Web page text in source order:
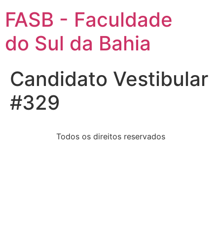
FASB - Faculdade
do Sul da Bahia
Candidato Vestibular
#329
Todos os direitos reservados